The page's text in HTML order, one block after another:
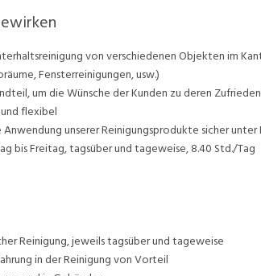
von verschiedenen Objekten im
Fensterreinigungen, usw.)
um die Wünsche der Kunden zu deren
flexibel
unserer Reinigungsprodukte sicher
bis Freitag, tagsüber und tageweise, 8.40 Std./Tag
Reinigung, jeweils tagsüber und tageweise
in der Reinigung von Vorteil